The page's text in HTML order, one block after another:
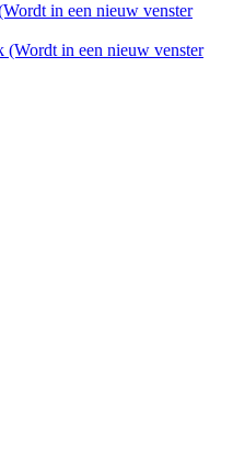
in een nieuw venster
in een nieuw venster